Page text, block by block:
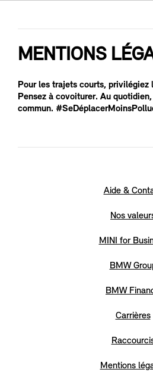
MENTIONS
Pour les trajets courts, privilégiez
Pensez à covoiturer. Au
commun.
Aide &
Nos
MINI for
BMW
BMW
Carrières
Mentions